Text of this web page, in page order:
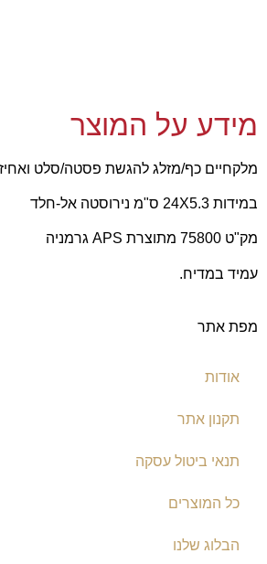
מידע על המוצר
מלקחיים כף/מזלג להגשת פסטה/סלט
במידות 24X5.3 ס"מ נירוסטה אל-חלד
מק"ט 75800 מתוצרת APS גרמניה
עמיד במדיח.
מפת אתר
אודות
תקנון אתר
תנאי ביטול עסקה
כל המוצרים
הבלוג שלנו